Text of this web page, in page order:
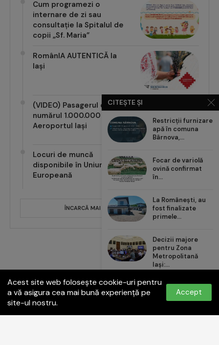
Cum programezi o
internare de zi sau
consultație la Spitalul de
copii „Sf. Maria”
RomânIA AUTENTICĂ la
Iași
(VIDEO) Pasagerul cu
numărul 1.000.000 pe
Aeroportul Iași
Locuri de muncă
disponibile în Uniunea
Europeană
ÎNCARCĂ MAI MULTE POSTĂRI
Acest site web folosește cookie-uri pentru
a vă asigura cea mai bună experiență pe
site-ul nostru.
Accept
CITEȘTE ȘI
Restricții furnizare
apă în comuna
Bârnova,...
Focar de variolă
ovină confirmat
în...
La Românești, au
fost finalizate
primele...
Decizii majore
pentru Zona
Metropolitană
Iași:...
Carrefour România
aduce noul val de...